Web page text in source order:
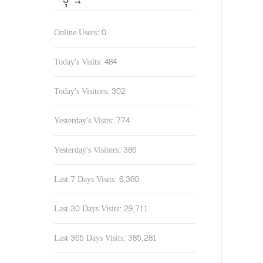
Online Users: 0
Today's Visits: 484
Today's Visitors: 302
Yesterday's Visits: 774
Yesterday's Visitors: 386
Last 7 Days Visits: 6,360
Last 30 Days Visits: 29,711
Last 365 Days Visits: 385,281